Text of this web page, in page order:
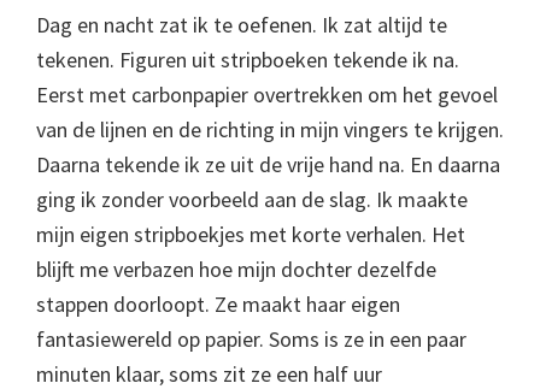
Dag en nacht zat ik te oefenen. Ik zat altijd te
tekenen. Figuren uit stripboeken tekende ik na.
Eerst met carbonpapier overtrekken om het gevoel
van de lijnen en de richting in mijn vingers te krijgen.
Daarna tekende ik ze uit de vrije hand na. En daarna
ging ik zonder voorbeeld aan de slag. Ik maakte
mijn eigen stripboekjes met korte verhalen. Het
blijft me verbazen hoe mijn dochter dezelfde
stappen doorloopt. Ze maakt haar eigen
fantasiewereld op papier. Soms is ze in een paar
minuten klaar, soms zit ze een half uur